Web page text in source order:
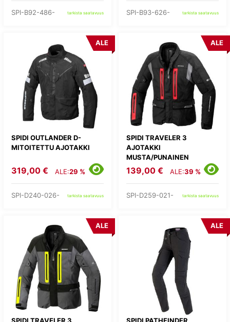
SPI-B92-486- tarkista saatavuus SPI-B93-626- tarkista saatavuus
SPIDI OUTLANDER D-
MITOITETTU AJOTAKKI
ALE
319,00 € ALE:29 %
SPI-D240-026- tarkista saatavuus
SPIDI TRAVELER 3
AJOTAKKI
MUSTA/PUNAINEN
ALE
139,00 € ALE:39 %
SPI-D259-021- tarkista saatavuus
SPIDI TRAVELER 3
ALE
SPIDI PATHFINDER
ALE